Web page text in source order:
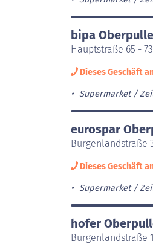
bipa
Hauptstraße 65 -
Dieses Geschäft
Supermarket
eurospar
Burgenlandstraße
Dieses Geschäft
Supermarket
hofer
Burgenlandstraße